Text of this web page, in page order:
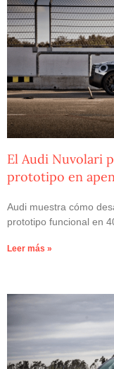
El Audi Nuvolari
prototipo en
Audi muestra cómo
prototipo funcional en
Leer más »